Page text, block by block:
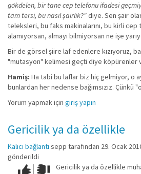
gökdelen, bir tane cep telefonu ifadesi
tam tersi, bu nasıl şairlik?"diye. Sen şair
teleksleri, bu faks makinalarını, bu kirli cep
alamıyorsan, almayı bilmiyorsan ne işe
Bir de görsel şiire laf edenlere kızıyoruz,
"mutasyon" kelimesi geçti diye köpürenler
Hamiş: Ha tabi bu laflar biz hiç gelmiyor, o
bunlardan her nedense bağımsızız. Çünkü
Yorum yapmak için giriş yapın
Gericilik ya da özellikle
Kalıcı bağlantı sepp tarafından 29. Ocak
gönderildi
Çok iyi!O
Gericilik ya da özellikle